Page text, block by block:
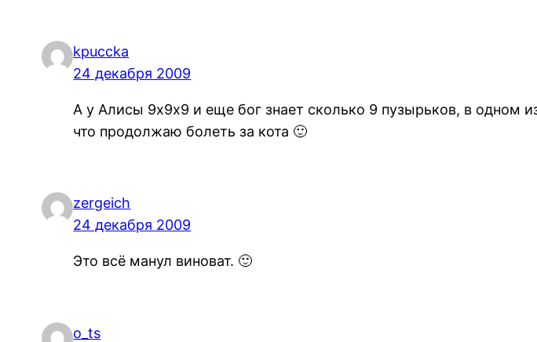
kpuccka
24 декабря 2009
А у Алисы 9х9х9 и еще бог знает сколько 9 пузырьков, в одном
что продолжаю болеть за кота 🙂
zergeich
24 декабря 2009
Это всё манул виноват. 🙂
o_ts